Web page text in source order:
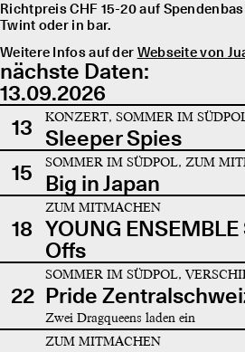
Richtpreis CHF 15-20 auf
Twint oder in bar.
Weitere Infos auf der Webseite von
nächste Daten:
13.09.2026
13
KONZERT, SOMMER IM
Sleeper Spies
15
SOMMER IM SÜDPOL, ZUM
Big in Japan
18
ZUM MITMACHEN
YOUNG
Offs
22
SOMMER IM SÜDPOL,
Pride
Zwei Dragqueens laden ein
ZUM MITMACHEN